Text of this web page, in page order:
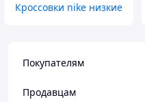
Кроссовки nike низкие
Покупателям
Продавцам